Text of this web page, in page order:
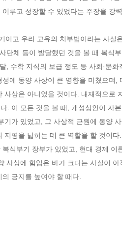
이루고 성장할 수 있었다는 주장을
이고 우리 고유의 치부법이라는 사
단체 등이 발달했던 것을 볼 때 복식
, 수학 지식의 보급 정도 등 사회·문
에 동양 사상이 큰 영향을 미쳤으며
사상은 아니었을 것이다. 내재적으로
. 이 모든 것을 볼 때, 개성상인이 자
기가 있었고, 그 사상적 근원에 동양
지평을 넓히는 데 큰 역할을 할 것이다.
식부기 장부가 있었고, 현대 경제
사상에 힘입은 바가 크다는 사실이
긍지를 높여야 할 때다.